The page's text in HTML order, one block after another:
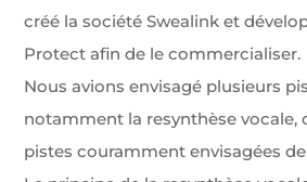
créé la société Swealink et
Protect afin de le commercialiser.
Nous avions envisagé plusieurs
notamment la resynthèse vocale,
pistes couramment envisagées